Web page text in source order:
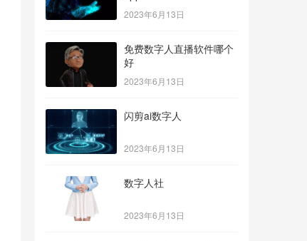
2023年6月13日
免费数字人直播软件哪个
好
2023年6月13日
闪剪ai数字人
2023年6月13日
数字人社
2023年6月13日